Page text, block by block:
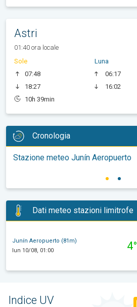
Astri
01:40 ora locale
Sole
07:48
18:27
10h 39min
Luna
06:17
16:02
Cronologia
Stazione meteo Junín Aeropuerto
Dati meteo stazioni limitrofe
Junín Aeropuerto (81m)
lun 10/08, 01:00
4°
Indice UV